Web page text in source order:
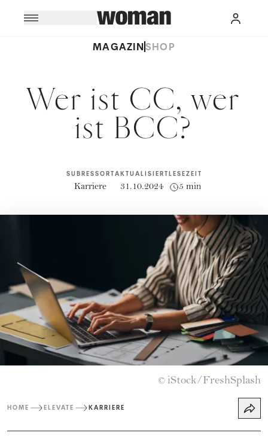
MAGAZINSHOP
Wer ist CC, wer
ist BCC?
SUBRESSORT
Karriere
AKTUALISIERT
31.10.2024
LESEZEIT
5 min
© iStock/FreshSplash
HOME ELEVATE KARRIERE